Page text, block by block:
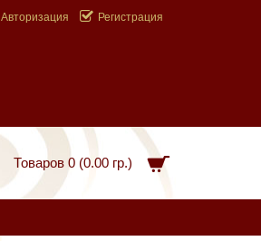
Авторизация Регистрация
Товаров 0 (0.00 гр.)